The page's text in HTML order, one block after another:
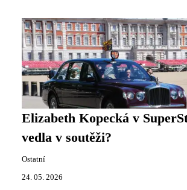
Elizabeth Kopecká v
vedla v soutěži?
Ostatní
24. 05. 2026